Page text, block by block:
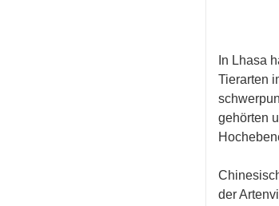
In Lhasa
Tierarten
gehörten
der